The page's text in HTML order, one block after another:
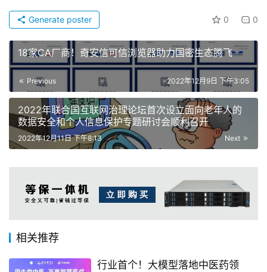
0 0
Generate poster
18家CA厂商！奇安信可信浏览器助力国密生态腾飞
Previous 2022年12月9日 下午3:05
2022年联合国互联网治理论坛首次设立面向老年人的
数据安全和个人信息保护专题研讨会顺利召开
Next
2022年12月11日 下午8:13
相关推荐
行业首个！大模型落地中医药领